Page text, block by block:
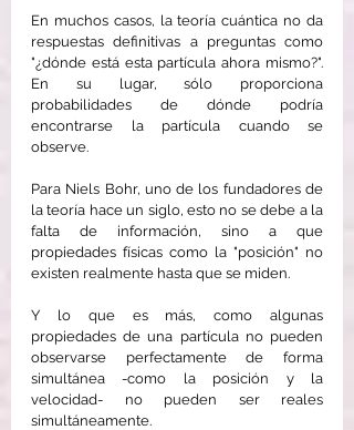
En muchos casos, la teoría cuántica no da
respuestas definitivas a preguntas como
"¿dónde está esta partícula ahora mismo?".
En su lugar, sólo proporciona
probabilidades de dónde podría
encontrarse la partícula cuando se
observe.
Para Niels Bohr, uno de los fundadores de
la teoría hace un siglo, esto no se debe a la
falta de información, sino a que
propiedades físicas como la "posición" no
existen realmente hasta que se miden.
Y lo que es más, como algunas
propiedades de una partícula no pueden
observarse perfectamente de forma
simultánea -como la posición y la
velocidad- no pueden ser reales
simultáneamente.